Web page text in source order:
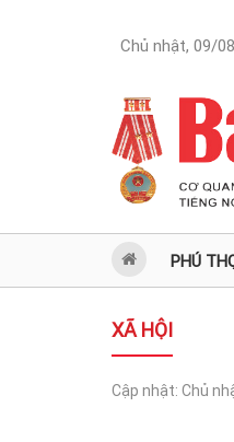
Chủ nhật, 09/
PHÚ
XÃ HỘI
Cập nhật: Chủ